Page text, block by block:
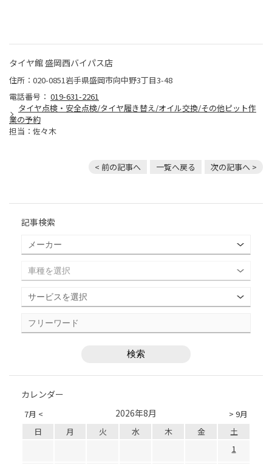
タイヤ館 盛岡西バイパス店
住所：020-0851岩手県盛岡市向中野3丁目3-48
電話番号： 019-631-2261
タイヤ点検・安全点検/タイヤ履き替え/オイル交換/その他ピット作
業の予約
担当：佐々木
< 前の記事へ 一覧へ戻る 次の記事へ >
記事検索
カレンダー
7月 < > 9月
2026年8月
日 月 火 水 木 金
土
1